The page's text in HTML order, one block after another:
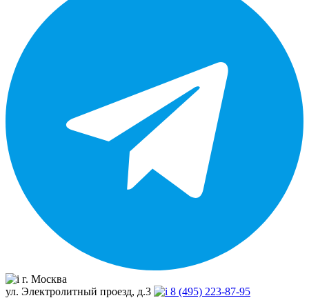
г. Москва
ул. Электролитный проезд, д.3
8 (495) 223-87-95